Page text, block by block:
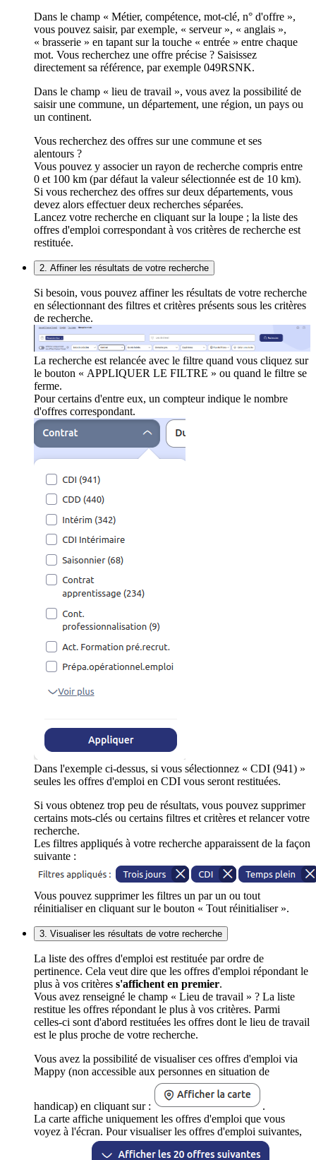
Dans le champ « Métier, compétence, mot-clé, n° d'offre »,
vous pouvez saisir, par exemple, « serveur », « anglais »,
« brasserie » en tapant sur la touche « entrée » entre chaque
mot. Vous recherchez une offre précise ? Saisissez
directement sa référence, par exemple 049RSNK.
Dans le champ « lieu de travail », vous avez la possibilité de
saisir une commune, un département, une région, un pays ou
un continent.
Vous recherchez des offres sur une commune et ses
alentours ?
Vous pouvez y associer un rayon de recherche compris entre
0 et 100 km (par défaut la valeur sélectionnée est de 10 km).
Si vous recherchez des offres sur deux départements, vous
devez alors effectuer deux recherches séparées.
Lancez votre recherche en cliquant sur la loupe ; la liste des
offres d'emploi correspondant à vos critères de recherche est
restituée.
2. Affiner les résultats de votre recherche
Si besoin, vous pouvez affiner les résultats de votre recherche
en sélectionnant des filtres et critères présents sous les critères
de recherche.
La recherche est relancée avec le filtre quand vous cliquez sur
le bouton « APPLIQUER LE FILTRE » ou quand le filtre se
ferme.
Pour certains d'entre eux, un compteur indique le nombre
d'offres correspondant.
Dans l'exemple ci-dessus, si vous sélectionnez « CDI (941) »
seules les offres d'emploi en CDI vous seront restituées.
Si vous obtenez trop peu de résultats, vous pouvez supprimer
certains mots-clés ou certains filtres et critères et relancer votre
recherche.
Les filtres appliqués à votre recherche apparaissent de la façon
suivante :
Vous pouvez supprimer les filtres un par un ou tout
réinitialiser en cliquant sur le bouton « Tout réinitialiser ».
3. Visualiser les résultats de votre recherche
La liste des offres d'emploi est restituée par ordre de
pertinence. Cela veut dire que les offres d'emploi répondant le
plus à vos critères s'affichent en premier.
Vous avez renseigné le champ « Lieu de travail » ? La liste
restitue les offres répondant le plus à vos critères. Parmi
celles-ci sont d'abord restituées les offres dont le lieu de travail
est le plus proche de votre recherche.
Vous avez la possibilité de visualiser ces offres d'emploi via
Mappy (non accessible aux personnes en situation de
handicap) en cliquant sur :
.
La carte affiche uniquement les offres d'emploi que vous
voyez à l'écran. Pour visualiser les offres d'emploi suivantes,